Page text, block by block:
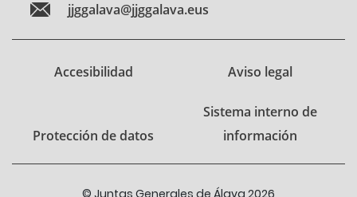
jjggalava@jjggalava.eus
Accesibilidad Aviso legal
Protección de datos
Sistema interno de
información